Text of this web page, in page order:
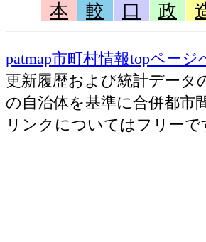
本
較
口
政
patmap市町村情報topページ
更新履歴および統計データ
の自治体を基準に合併都市
リンクについてはフリー